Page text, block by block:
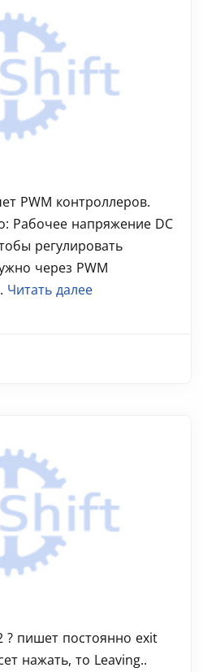
PWM контроллеров.
Рабочее напряжение DC
регулировать
через PWM
Читать далее
? пишет постоянно exit
нажать, то Leaving..